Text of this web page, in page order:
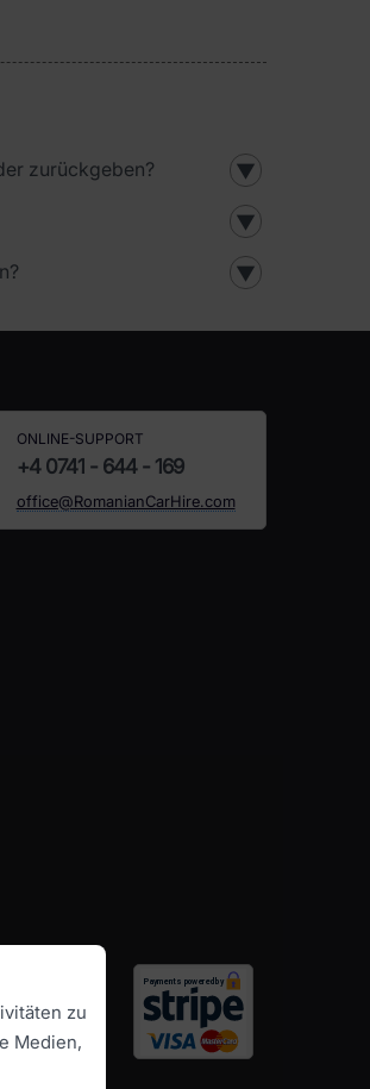
zurückgeben? ▼
▼
▼
ONLINE-SUPPORT
+4 0741 - 644 - 169
office@RomanianCarHire.com
zu
Medien,